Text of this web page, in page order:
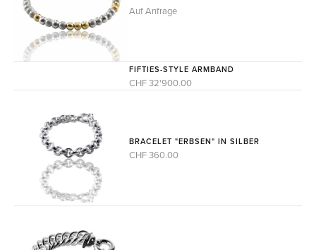
Auf Anfrage
FIFTIES-STYLE ARMBAND
CHF 32'900.00
BRACELET "ERBSEN" IN SILBER
CHF 360.00